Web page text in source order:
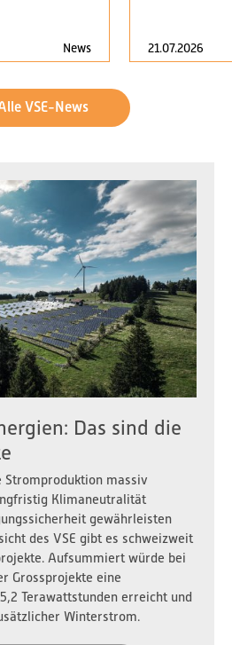
News 21.07.2026
VSE-News
Das sind die
Stromproduktion massiv
Klimaneutralität
gewährleisten
des VSE gibt es schweizweit
Aufsummiert würde bei
Grossprojekte eine
Terawattstunden erreicht und
Winterstrom.